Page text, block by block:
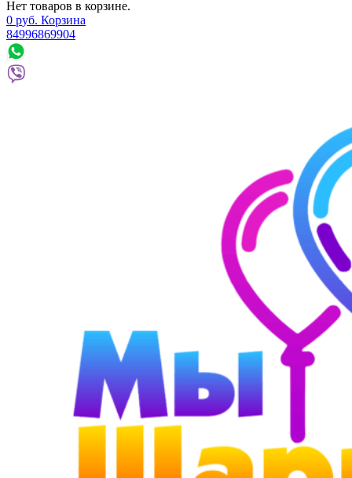
Нет товаров в корзине.
0 руб. Корзина
84996869904